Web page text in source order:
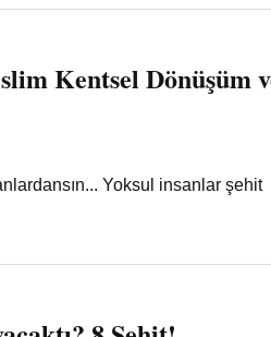
Kentsel Dönüşüm
Yoksul insanlar şehit